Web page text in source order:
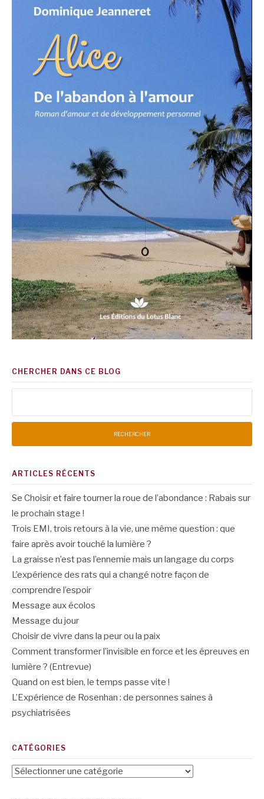
CHERCHER DANS CE BLOG
ARTICLES RÉCENTS
Se Choisir et faire tourner la roue de l’abondance : Rabais sur
le prochain stage !
Trois EMI, trois retours à la vie, une même question : que
faire après avoir touché la lumière ?
La graisse n’est pas l’ennemie mais un langage du corps
L’expérience des rats qui a changé notre façon de
comprendre l’espoir
Message aux écolos
Message du jour
Choisir de vivre dans la peur ou la paix
Comment transformer l’invisible en force et les épreuves en
lumière ? (Entrevue)
Quand on est bien, le temps passe vite !
L’Expérience de Rosenhan : de personnes saines à
psychiatrisées
CATÉGORIES
Catégories